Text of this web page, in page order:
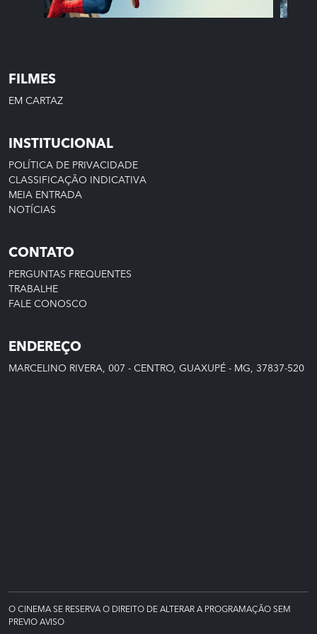
HORÁRIOS E TRAILER
COMPRAR
FILMES
EM CARTAZ
INSTITUCIONAL
POLÍTICA DE PRIVACIDADE
CLASSIFICAÇÃO INDICATIVA
MEIA ENTRADA
NOTÍCIAS
CONTATO
PERGUNTAS FREQUENTES
TRABALHE
FALE CONOSCO
ENDEREÇO
MARCELINO RIVERA, 007 - CENTRO, GUAXUPÉ - MG, 37837-520
O CINEMA SE RESERVA O DIREITO DE ALTERAR A PROGRAMAÇÃO SEM
PREVIO AVISO